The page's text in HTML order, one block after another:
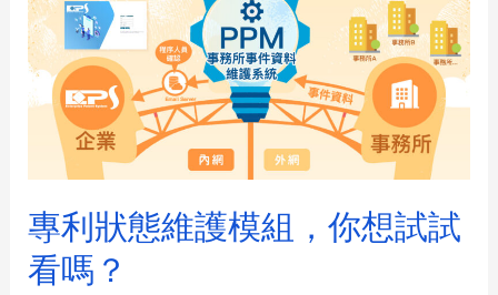
專利狀態維護模組，你想試試
看嗎？